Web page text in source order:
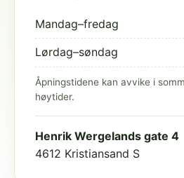
Mandag–fredag
Lørdag–søndag
Åpningstidene kan avvike i
høytider.
Henrik Wergelands gate 4
4612 Kristiansand S